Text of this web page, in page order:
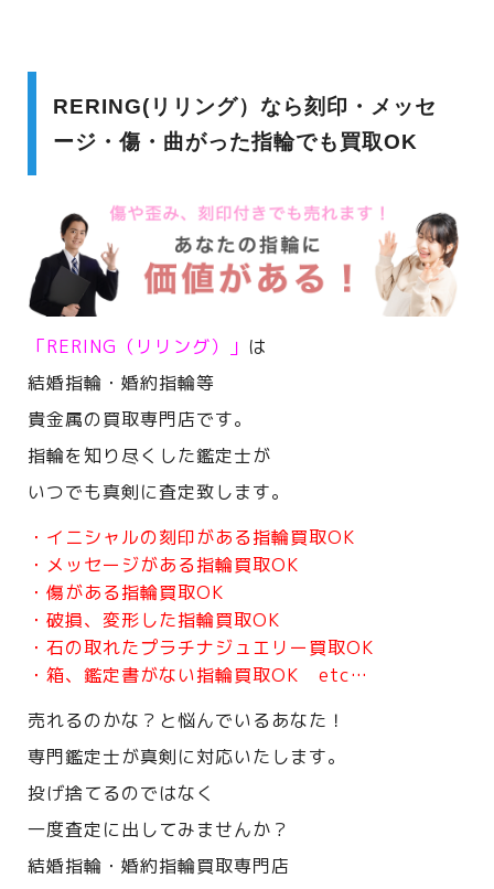
RERING(リリング）なら刻印・メッセ
ージ・傷・曲がった指輪でも買取OK
「RERING（リリング）」 は
結婚指輪・婚約指輪等
貴金属の買取専門店です。
指輪を知り尽くした鑑定士が
いつでも真剣に査定致します。
・イニシャルの刻印がある指輪買取OK
・メッセージがある指輪買取OK
・傷がある指輪買取OK
・破損、変形した指輪買取OK
・石の取れたプラチナジュエリー買取OK
・箱、鑑定書がない指輪買取OK etc…
売れるのかな？と悩んでいるあなた！
専門鑑定士が真剣に対応いたします。
投げ捨てるのではなく
一度査定に出してみませんか？
結婚指輪・婚約指輪買取専門店